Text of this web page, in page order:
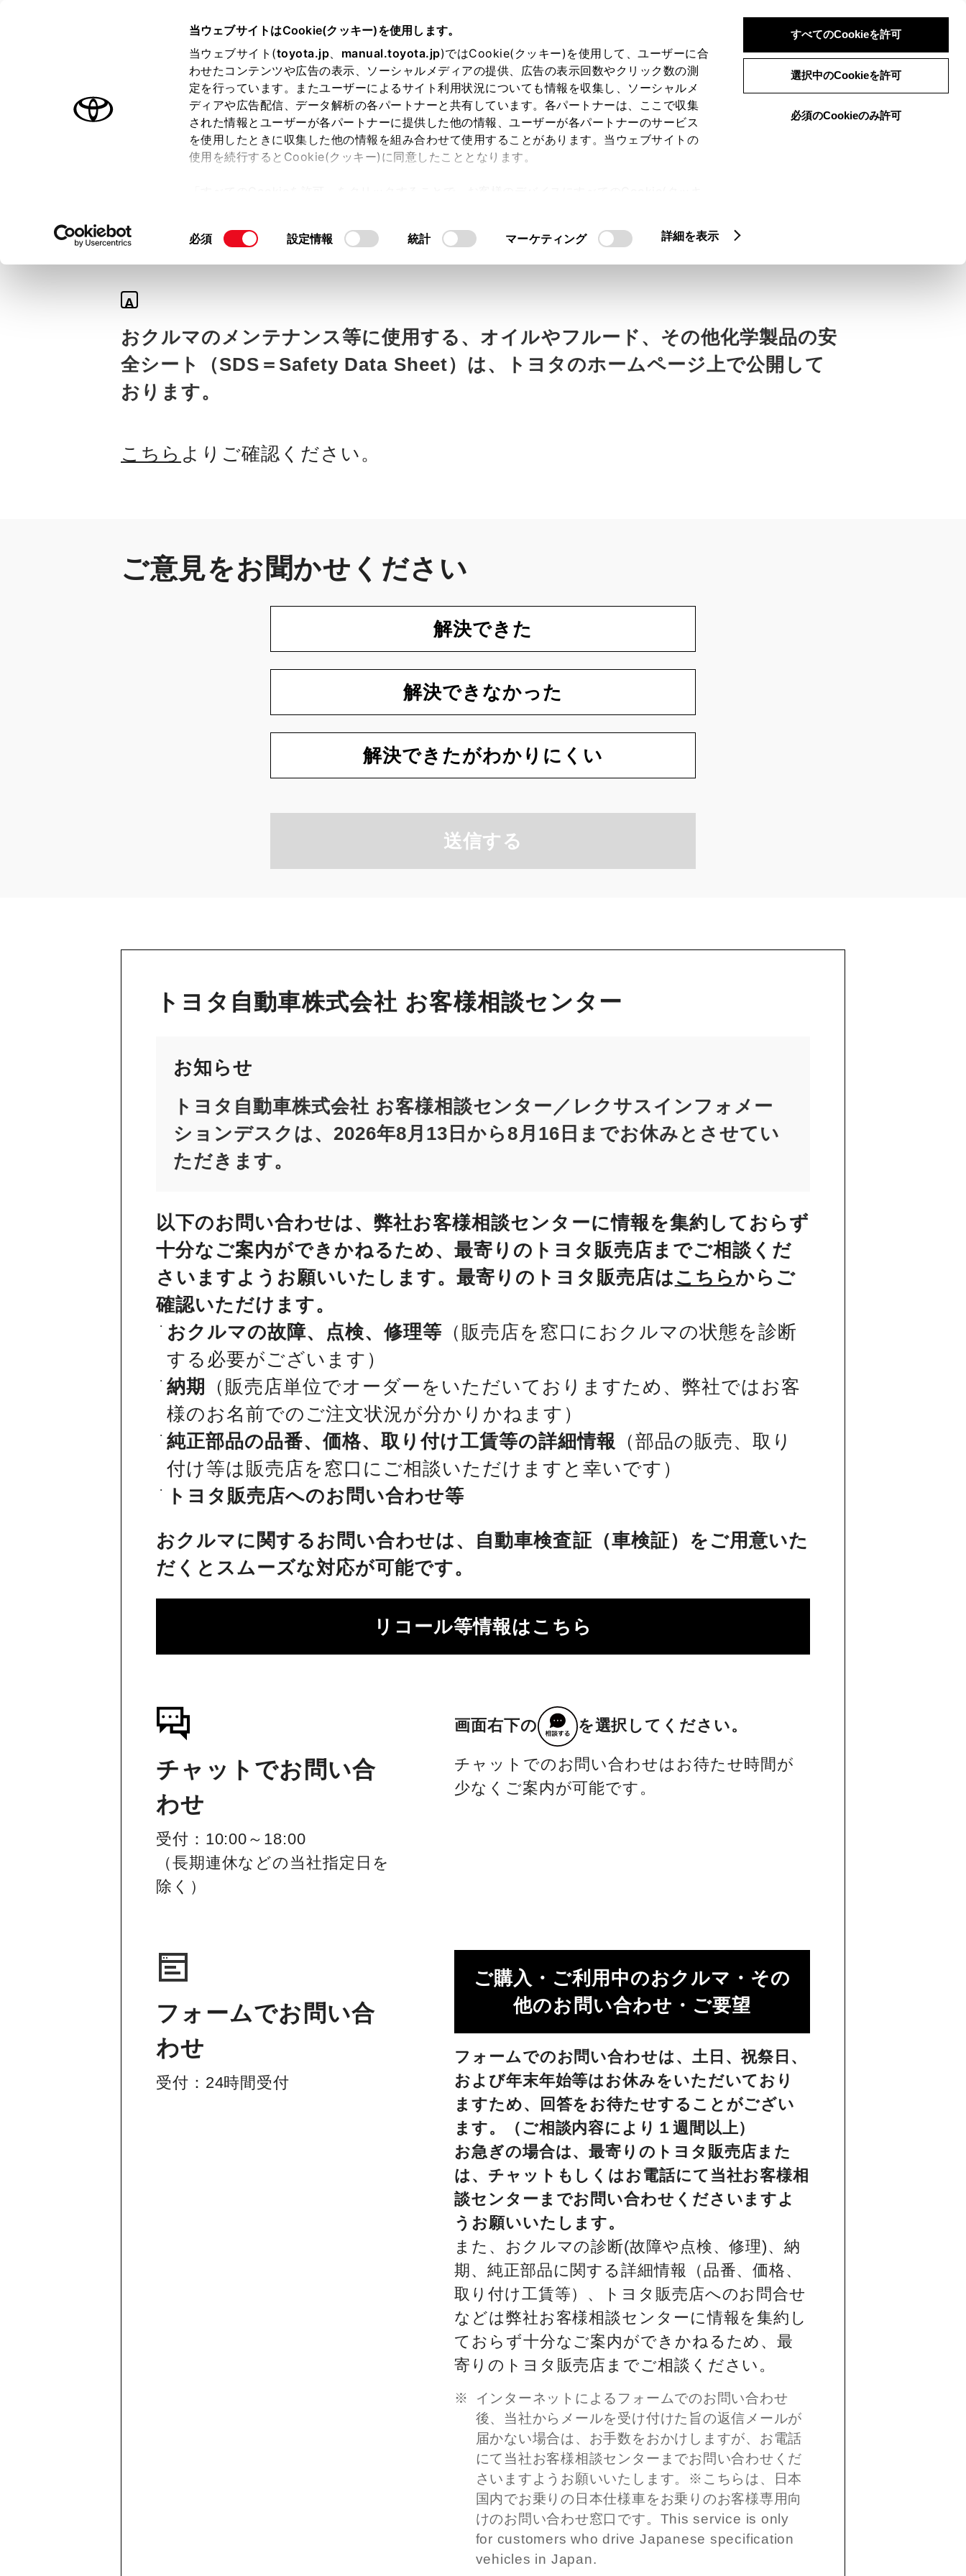
当ウェブサイトはCookie(クッキー)を使用します。
当ウェブサイト(toyota.jp、 manual.toyota.jp)ではCookie(クッキー)を使用して、ユーザーに合
わせたコンテンツや広告の表示、ソーシャルメディアの提供、広告の表示回数やクリック数の測
定を行っています。またユーザーによるサイト利用状況についても情報を収集し、ソーシャルメ
ディアや広告配信、データ解析の各パートナーと共有しています。各パートナーは、ここで収集
された情報とユーザーが各パートナーに提供した他の情報、ユーザーが各パートナーのサービス
を使用したときに収集した他の情報を組み合わせて使用することがあります。当ウェブサイトの
使用を続行するとCookie(クッキー)に同意したこととなります。
て」をご覧ください。
同
必須 設定情報 統計 マーケティング 詳細を表示
すべてのCookieを許可
選択中のCookieを許可
必須のCookieのみ許可
ログイン 検索 メニュー
オーナーサポート トピックス
を教えて。
A
おクルマのメンテナンス等に使用する、オイルやフルード、その他化学製品の安
全シート（SDS＝Safety Data Sheet）は、トヨタのホームページ上で公開して
おります。
こちら よりご確認ください。
ご意見をお聞かせください
解決できた
解決できなかった
解決できたがわかりにくい
送信する
トヨタ自動車株式会社 お客様相談センター
お知らせ
トヨタ自動車株式会社 お客様相談センター／レクサスインフォメー
ションデスクは、2026年8月13日から8月16日までお休みとさせてい
ただきます。
以下のお問い合わせは、弊社お客様相談センターに情報を集約しておらず
十分なご案内ができかねるため、最寄りのトヨタ販売店までご相談くだ
さいますようお願いいたします。最寄りのトヨタ販売店は こちら からご
確認いただけます。
おクルマの故障、点検、修理等 （販売店を窓口におクルマの状態を診断
する必要がございます）
納期
（販売店単位でオーダーをいただいておりますため、弊社ではお客
様のお名前でのご注文状況が分かりかねます）
純正部品の品番、価格、取り付け工賃等の詳細情報
（部品の販売、取り
付け等は販売店を窓口にご相談いただけますと幸いです）
トヨタ販売店へのお問い合わせ等
おクルマに関するお問い合わせは、自動車検査証（車検証）をご用意いた
だくとスムーズな対応が可能です。
リコール等情報はこちら
チャットでお問い合
わせ
受付：10:00～18:00
（長期連休などの当社指定日を
除く）
画面右下の を選択してください。
チャットでのお問い合わせはお待たせ時間が
少なくご案内が可能です。
フォームでお問い合
わせ
受付：24時間受付
ご購入・ご利用中のおクルマ・その
他のお問い合わせ・ご要望​
フォームでのお問い合わせは、土日、祝祭日、
および年末年始等はお休みをいただいており
ますため、回答をお待たせすることがござい
ます。（ご相談内容により１週間以上）
お急ぎの場合は、最寄りのトヨタ販売店また
は、チャットもしくはお電話にて当社お客様相
談センターまでお問い合わせくださいますよ
うお願いいたします。
また、おクルマの診断(故障や点検、修理)、納
期、純正部品に関する詳細情報（品番、価格、
取り付け工賃等）、トヨタ販売店へのお問合せ
などは弊社お客様相談センターに情報を集約し
ておらず十分なご案内ができかねるため、最
寄りのトヨタ販売店までご相談ください。
インターネットによるフォームでのお問い合わせ
後、当社からメールを受け付けた旨の返信メールが
届かない場合は、お手数をおかけしますが、お電話
にて当社お客様相談センターまでお問い合わせくだ
さいますようお願いいたします。※こちらは、日本
国内でお乗りの日本仕様車をお乗りのお客様専用向
けのお問い合わせ窓口です。This service is only
for customers who drive Japanese specification
vehicles in Japan.